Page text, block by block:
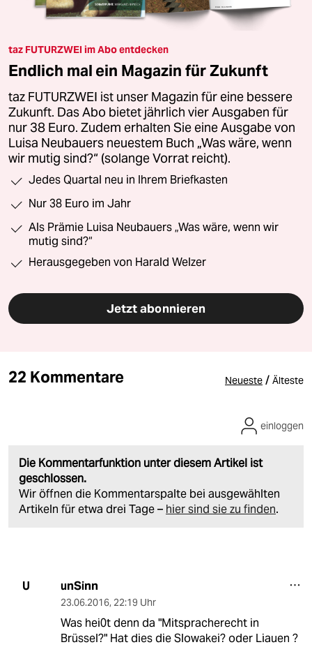
taz FUTURZWEI im Abo entdecken
Endlich mal ein Magazin für Zukunft
taz FUTURZWEI ist unser Magazin für eine bessere
Zukunft. Das Abo bietet jährlich vier Ausgaben für
nur 38 Euro. Zudem erhalten Sie eine Ausgabe von
Luisa Neubauers neuestem Buch „Was wäre, wenn
wir mutig sind?“ (solange Vorrat reicht).
Jedes Quartal neu in Ihrem Briefkasten
Nur 38 Euro im Jahr
Als Prämie Luisa Neubauers „Was wäre, wenn wir
mutig sind?“
Herausgegeben von Harald Welzer
Jetzt abonnieren
22 Kommentare Neueste / Älteste
Die Kommentarfunktion unter diesem Artikel ist
geschlossen.
Wir öffnen die Kommentarspalte bei ausgewählten
Artikeln für etwa drei Tage – hier sind sie zu finden.
einloggen
U unSinn
23.06.2016, 22:19 Uhr
Was hei0t denn da "Mitspracherecht in
Brüssel?" Hat dies die Slowakei? oder Liauen ?